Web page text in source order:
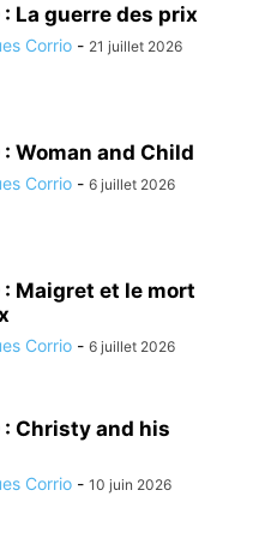
: La guerre des prix
Corrio - 21 juillet 2026
: Woman and Child
Corrio - 6 juillet 2026
: Maigret et le mort
Corrio - 6 juillet 2026
: Christy and his
Corrio - 10 juin 2026